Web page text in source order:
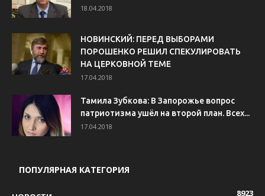
18.04.2018
НОВИНСКИЙ: ПЕРЕД ВЫБОРАМИ
ПОРОШЕНКО РЕШИЛ СПЕКУЛИРОВАТЬ
НА ЦЕРКОВНОЙ ТЕМЕ
17.04.2018
Тамила Зубкова: В Запорожье вопрос
патриотизма ушёл на второй план. Всех...
17.04.2018
ПОПУЛЯРНАЯ КАТЕГОРИЯ
8923